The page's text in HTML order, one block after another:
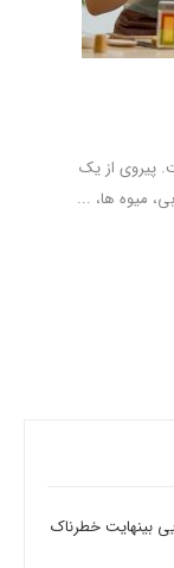
پیروی از یک
میوه ها، ...
8 ماده غذایی بینهایت خطرناک